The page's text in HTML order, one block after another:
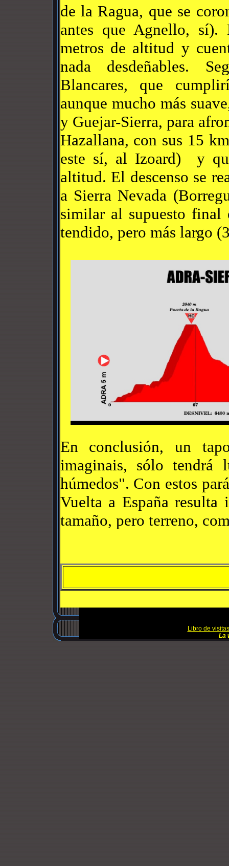
de la Ragua, que se
antes que Agnello,
metros de altitud y
nada desdeñables.
Blancares, que
aunque mucho más
y Guejar-Sierra, para
Hazallana, con sus 15
este sí, al Izoard) y
altitud. El descenso se
a Sierra Nevada
similar al supuesto final
tendido, pero más largo
En conclusión, un
imaginais, sólo tendrá
húmedos". Con estos
Vuelta a España resulta
tamaño, pero terreno,
Libro de visitas
La